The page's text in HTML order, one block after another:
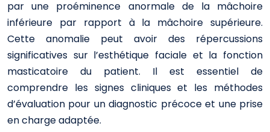
par une proéminence anormale de la mâchoire
inférieure par rapport à la mâchoire supérieure.
Cette anomalie peut avoir des répercussions
significatives sur l’esthétique faciale et la fonction
masticatoire du patient. Il est essentiel de
comprendre les signes cliniques et les méthodes
d’évaluation pour un diagnostic précoce et une prise
en charge adaptée.